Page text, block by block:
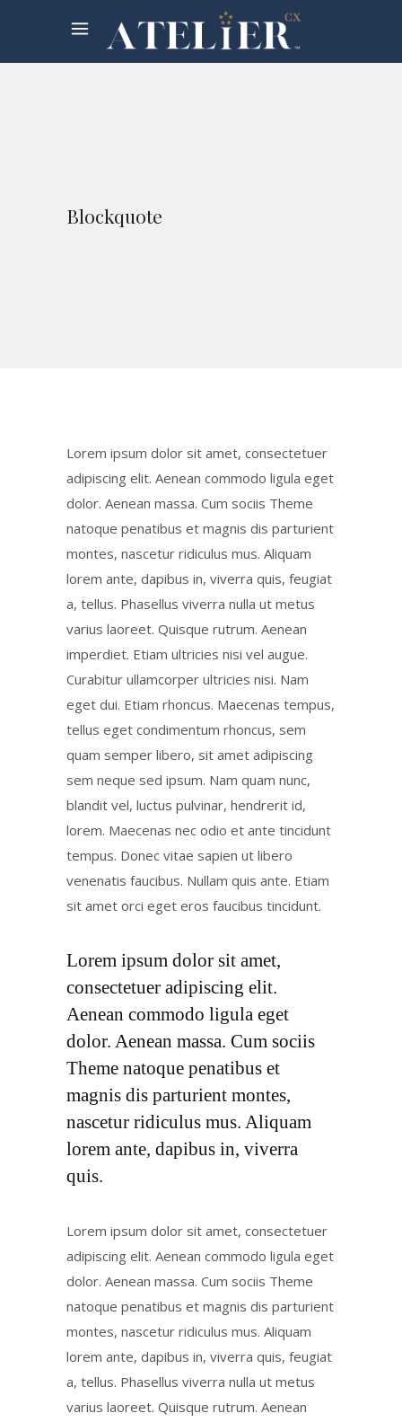
Blockquote
Lorem ipsum dolor sit amet, consectetuer
adipiscing elit. Aenean commodo ligula eget
dolor. Aenean massa. Cum sociis Theme
natoque penatibus et magnis dis parturient
montes, nascetur ridiculus mus. Aliquam
lorem ante, dapibus in, viverra quis, feugiat
a, tellus. Phasellus viverra nulla ut metus
varius laoreet. Quisque rutrum. Aenean
imperdiet. Etiam ultricies nisi vel augue.
Curabitur ullamcorper ultricies nisi. Nam
eget dui. Etiam rhoncus. Maecenas tempus,
tellus eget condimentum rhoncus, sem
quam semper libero, sit amet adipiscing
sem neque sed ipsum. Nam quam nunc,
blandit vel, luctus pulvinar, hendrerit id,
lorem. Maecenas nec odio et ante tincidunt
tempus. Donec vitae sapien ut libero
venenatis faucibus. Nullam quis ante. Etiam
sit amet orci eget eros faucibus tincidunt.
Lorem ipsum dolor sit amet,
consectetuer adipiscing elit.
Aenean commodo ligula eget
dolor. Aenean massa. Cum sociis
Theme natoque penatibus et
magnis dis parturient montes,
nascetur ridiculus mus. Aliquam
lorem ante, dapibus in, viverra
quis.
Lorem ipsum dolor sit amet, consectetuer
adipiscing elit. Aenean commodo ligula eget
dolor. Aenean massa. Cum sociis Theme
natoque penatibus et magnis dis parturient
montes, nascetur ridiculus mus. Aliquam
lorem ante, dapibus in, viverra quis, feugiat
a, tellus. Phasellus viverra nulla ut metus
varius laoreet. Quisque rutrum. Aenean